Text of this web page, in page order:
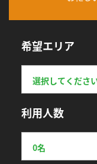
希望エリア
利用人数